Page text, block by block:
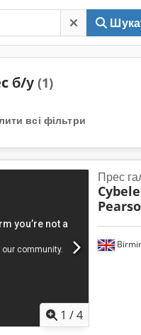
б/у (1)
всі фільтри
1 /4
Прес